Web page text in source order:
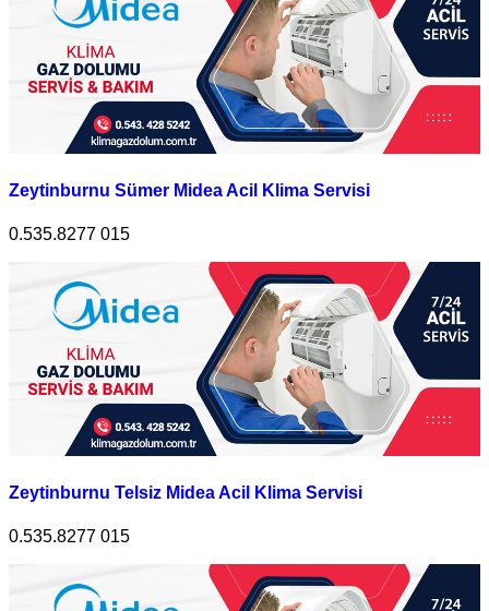
Zeytinburnu Sümer Midea Acil Klima Servisi
0.535.8277 015
Zeytinburnu Telsiz Midea Acil Klima Servisi
0.535.8277 015